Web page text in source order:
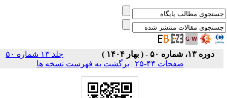
دوره ۱۳، شماره ۵۰ - ( بهار ۱۴۰۴ )
جلد ۱۳ شماره ۵۰
صفحات ۴۴-۲۵
|برگشت به فهرست نسخه ها